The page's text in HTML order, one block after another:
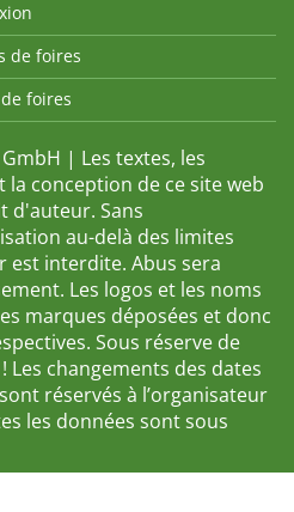
de foires
foires
| Les textes, les
la conception de ce site web
d'auteur. Sans
au-delà des limites
interdite. Abus sera
Les logos et les noms
marques déposées et donc
Sous réserve de
Les changements des dates
réservés à l’organisateur
les données sont sous